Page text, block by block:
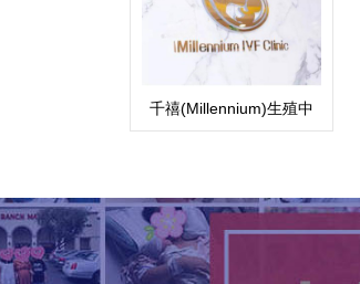
千禧(Millennium)生殖中
心